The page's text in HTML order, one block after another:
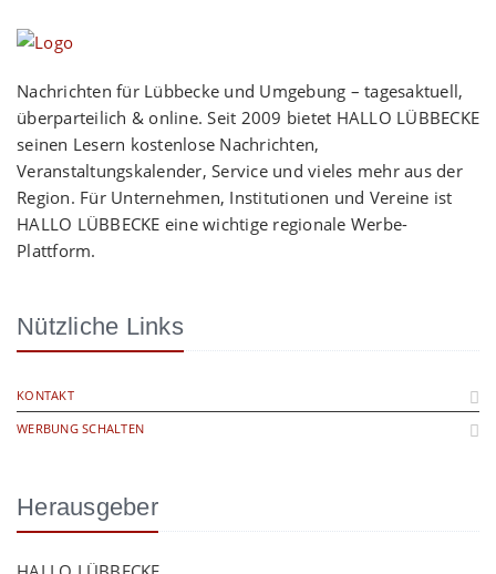
Nachrichten für Lübbecke und Umgebung – tagesaktuell,
überparteilich & online. Seit 2009 bietet HALLO LÜBBECKE
seinen Lesern kostenlose Nachrichten,
Veranstaltungskalender, Service und vieles mehr aus der
Region. Für Unternehmen, Institutionen und Vereine ist
HALLO LÜBBECKE eine wichtige regionale Werbe-
Plattform.
Nützliche Links
KONTAKT
WERBUNG SCHALTEN
Herausgeber